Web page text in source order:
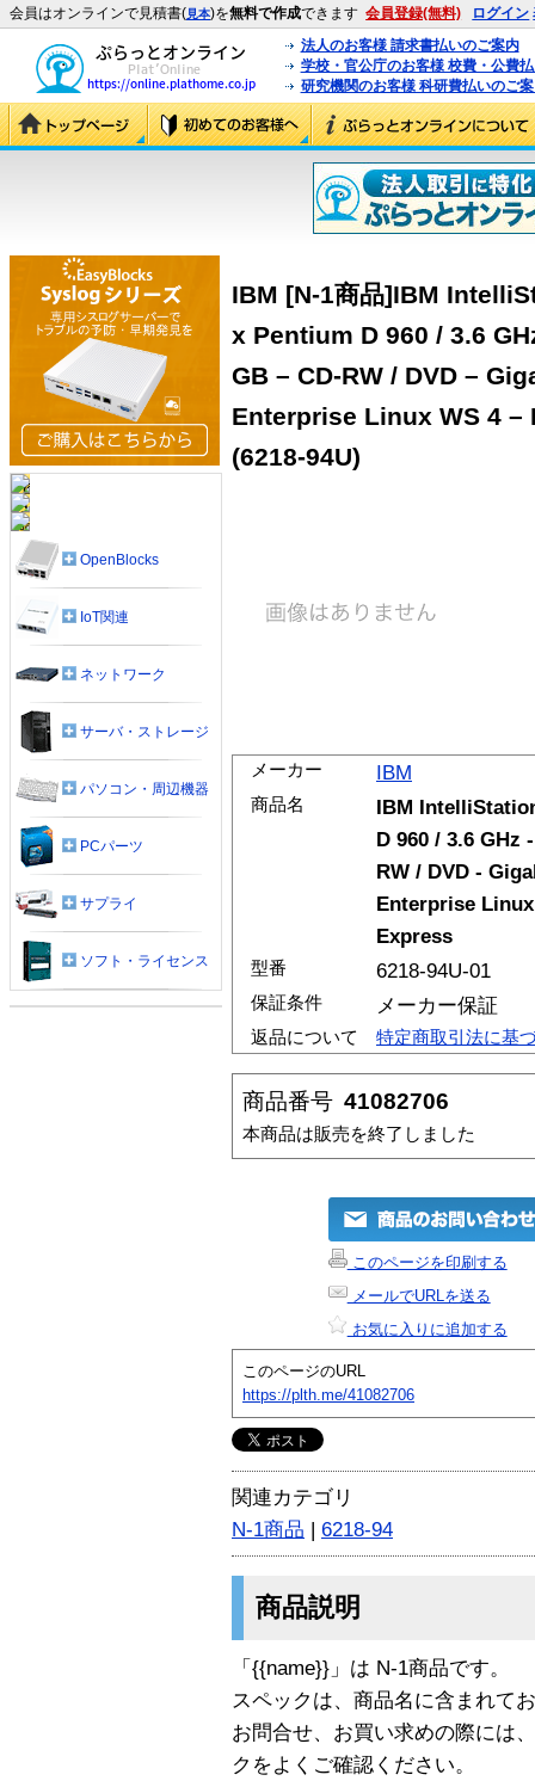
会員はオンラインで見積書(見本)を無料で作成できます 会員登録(無料) ログイン
法人のお客様 請求書払いのご案内
学校・官公庁のお客様 校費・公費
研究機関のお客様 科研費払いのご
IBM [N-1商品]IBM
x Pentium D 960 / 3.6
GB – CD-RW / DVD –
Enterprise Linux WS 4
(6218-94U)
メーカー IBM
商品名
IBM
D 960 / 3.6 GHz
RW / DVD -
Enterprise
Express
型番 6218-94U-01
保証条件 メーカー保証
返品について 特定商取引法に基
商品番号 41082706
本商品は販売を終了しました
このページを印刷する
メールでURLを送る
お気に入りに追加する
このページのURL
https://plth.me/41082706
関連カテゴリ
N-1商品 | 6218-94
商品説明
「{{name}}」は N-1商品です。
スペックは、商品名に含まれて
お問合せ、お買い求めの際には
クをよくご確認ください。
OpenBlocks
IoT関連
ネットワーク
サーバ・ストレージ
パソコン・周辺機器
PCパーツ
サプライ
ソフト・ライセンス